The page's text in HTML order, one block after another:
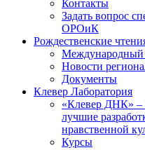
Контакты
Задать вопрос
ОРОиК
Рождественские
Международный
Новости
Документы
Клевер Лаборатория
«Клевер ДНК» –
лучшие
нравственной
Курсы